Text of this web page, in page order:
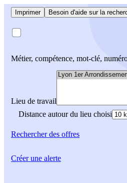
Imprimer Besoin d'aide sur la
Métier, compétence, mot-clé,
Lieu de travail
Distance autour du lieu choisi
Rechercherdes offres
Créer une alerte